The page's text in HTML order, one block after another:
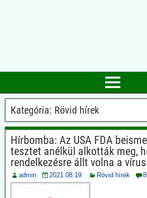
Kategória: Rövid hírek
Hírbomba: Az USA FDA
tesztet anélkül alkották meg,
rendelkezésre állt volna a vírus
admin 2021.08.19. Rövid hírek